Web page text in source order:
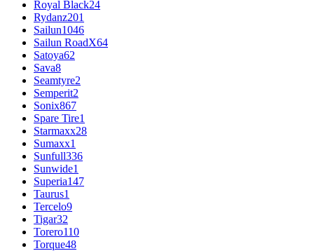
Royal Black24
Rydanz201
Sailun1046
Sailun RoadX64
Satoya62
Sava8
Seamtyre2
Semperit2
Sonix867
Spare Tire1
Starmaxx28
Sumaxx1
Sunfull336
Sunwide1
Superia147
Taurus1
Tercelo9
Tigar32
Torero110
Torque48